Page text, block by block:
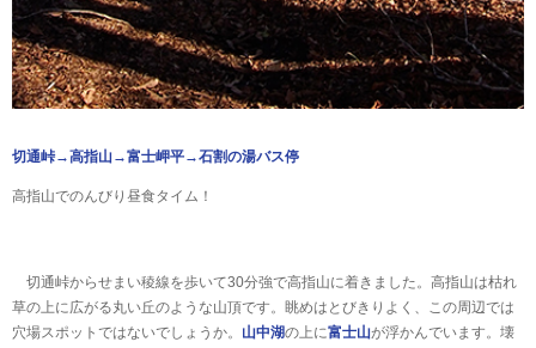
切通峠→高指山→富士岬平→石割の湯バス停
高指山でのんびり昼食タイム！
切通峠からせまい稜線を歩いて30分強で高指山に着きました。高指山は枯れ
草の上に広がる丸い丘のような山頂です。眺めはとびきりよく、この周辺では
穴場スポットではないでしょうか。 山中湖の上に富士山が浮かんでいます。壊